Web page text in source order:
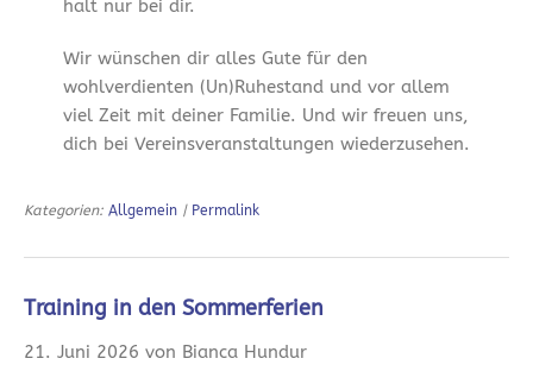
halt nur bei dir.
Wir wünschen dir alles Gute für den
wohlverdienten (Un)Ruhestand und vor allem
viel Zeit mit deiner Familie. Und wir freuen uns,
dich bei Vereinsveranstaltungen wiederzusehen.
Kategorien: Allgemein | Permalink
Training in den Sommerferien
21. Juni 2026 von Bianca Hundur